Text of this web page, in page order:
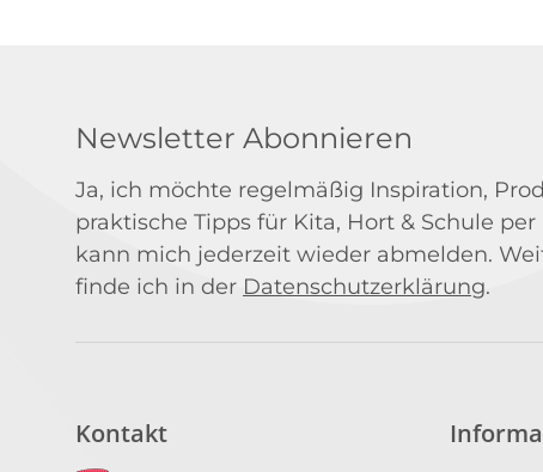
Newsletter Abonnieren
Ja, ich möchte regelmäßig Inspiration,
praktische Tipps für Kita, Hort & Schule
kann mich jederzeit wieder abmelden.
finde ich in der Datenschutzerklärung.
Kontakt